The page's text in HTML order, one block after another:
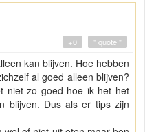
" quote "
+0
kan blijven. Hoe hebben
al goed alleen blijven?
niet zo goed hoe ik het het
blijven. Dus als er tips zijn